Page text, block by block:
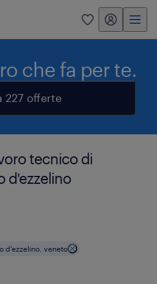
0 my randstad
che fa per te.
227 offerte
tecnico di
d'ezzelino
d'ezzelino, veneto